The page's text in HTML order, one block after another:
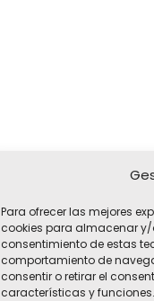
Para ofrecer las mejores
cookies para almacenar
consentimiento de estas
comportamiento de
consentir o retirar el
características y funciones.